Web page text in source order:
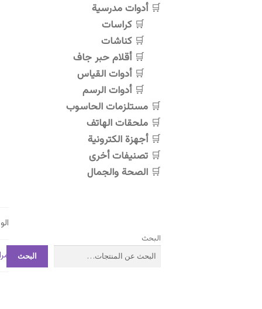
أدوات مدرسية
كراسات
كناشات
أقلام حبر جاف
أدوات القياس
أدوات الرسم
مستلزمات الحاسوب
ملحقات الهاتف
أجهزة الكترونية
تصنيفات أخرى
الصحة والجمال
البحث
البحث